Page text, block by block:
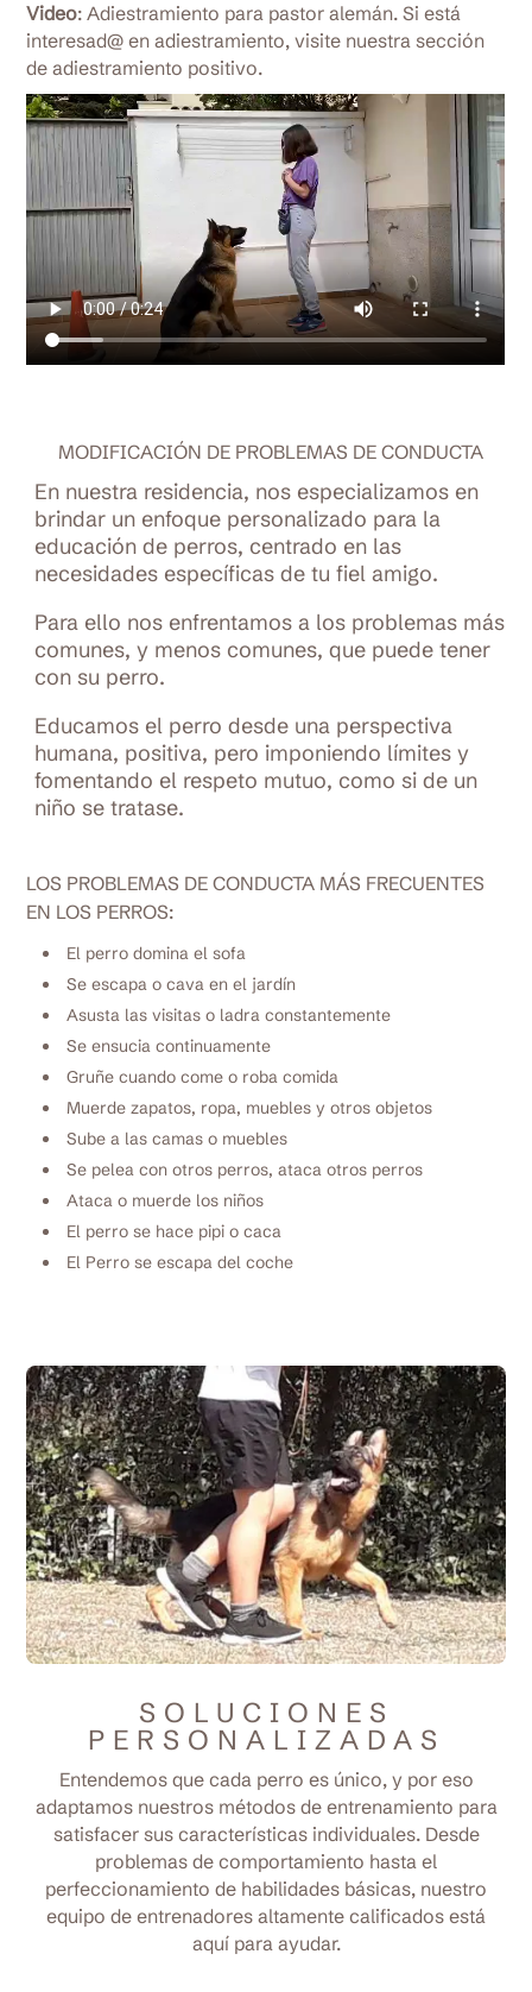
Video: Adiestramiento para pastor alemán. Si está
interesad@ en adiestramiento, visite nuestra sección
de adiestramiento positivo.
MODIFICACIÓN DE PROBLEMAS DE CONDUCTA
En nuestra residencia, nos especializamos en
brindar un enfoque personalizado para la
educación de perros, centrado en las
necesidades específicas de tu fiel amigo.
Para ello nos enfrentamos a los problemas más
comunes, y menos comunes, que puede tener
con su perro.
Educamos el perro desde una perspectiva
humana, positiva, pero imponiendo límites y
fomentando el respeto mutuo, como si de un
niño se tratase.
LOS PROBLEMAS DE CONDUCTA MÁS FRECUENTES
EN LOS PERROS:
El perro domina el sofa
Se escapa o cava en el jardín
Asusta las visitas o ladra constantemente
Se ensucia continuamente
Gruñe cuando come o roba comida
Muerde zapatos, ropa, muebles y otros objetos
Sube a las camas o muebles
Se pelea con otros perros, ataca otros perros
Ataca o muerde los niños
El perro se hace pipi o caca
El Perro se escapa del coche
SOLUCIONES
PERSONALIZADAS
Entendemos que cada perro es único, y por eso
adaptamos nuestros métodos de entrenamiento para
satisfacer sus características individuales. Desde
problemas de comportamiento hasta el
perfeccionamiento de habilidades básicas, nuestro
equipo de entrenadores altamente calificados está
aquí para ayudar.